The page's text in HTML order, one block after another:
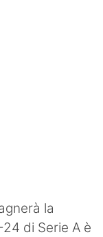
la
di Serie A è